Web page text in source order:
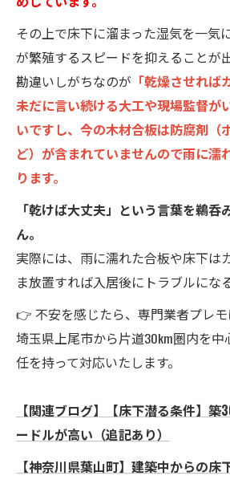
その上で床下に溜まった湿気を一気
が繁殖するスピードを抑えることが
勘違いしがちなのが 「乾燥させれ
未だに言い続ける大工や現場監督が
いですし、今の木材合板は防腐剤（
ど）が含まれていませんので雨に濡
ります。
「乾けば大丈夫」という言葉を鵜呑
ん。
実際には、雨に濡れた合板や床下は
ま放置すれば入居後にトラブルにな
👉 不安を感じたら、専門業者プレモ
埼玉県上尾市から片道30km圏内を
任を持って対応いたします。
【関連ブログ】【床下潜る条件】築
ードルが高い（追記あり）
【神奈川県葉山町】建築中からの床